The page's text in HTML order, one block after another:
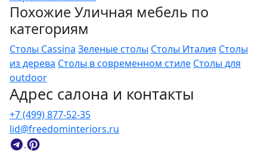
Похожие Уличная мебель по
категориям
Столы Cassina Зеленые столы Столы Италия Столы
из дерева Столы в современном стиле Столы для
outdoor
Адрес салона и контакты
+7 (499) 877-52-35
lid@freedominteriors.ru